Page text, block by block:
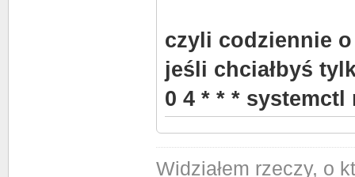
czyli codziennie
jeśli chciałbyś
0 4 * * *
Widziałem rzeczy, o